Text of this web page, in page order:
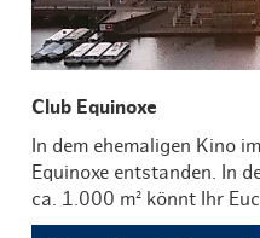
Club Equinoxe
In dem ehemaligen Kino
Equinoxe entstanden. In
ca. 1.000 m² könnt Ihr